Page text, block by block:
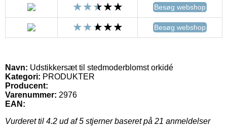
Besøg webshop
Besøg webshop
Navn: Udstikkersæt til stedmoderblomst orkidé
Kategori: PRODUKTER
Producent:
Varenummer: 2976
EAN:
Vurderet til 4.2 ud af 5 stjerner baseret på 21 anmeldelser